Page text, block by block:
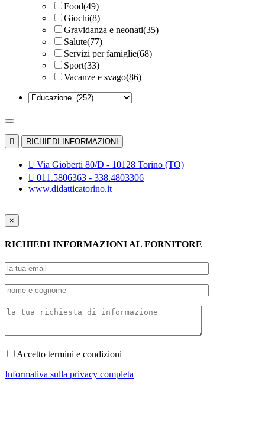
Food(49)
Giochi(8)
Gravidanza e neonati(35)
Salute(77)
Servizi per famiglie(68)
Sport(33)
Vacanze e svago(86)
 RICHIEDI INFORMAZIONI
 Via Gioberti 80/D - 10128 Torino (TO)
 011.5806363 - 338.4803306
www.didatticatorino.it
×
RICHIEDI INFORMAZIONI AL FORNITORE
Accetto termini e condizioni
Informativa sulla privacy completa